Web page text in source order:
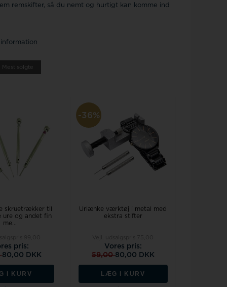
remskifter, så du nemt og hurtigt kan komme ind
Mest solgte
skruetrækker til
ure og andet fin
me...
pris:
80,00 DKK
I KURV
-36%
Urlænke værktøj i metal med
ekstra stifter
Vores pris:
59,0080,00 DKK
LÆG I KURV